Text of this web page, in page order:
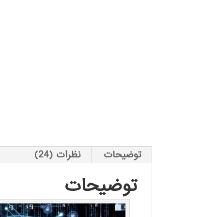
توضیحات نظرات (24)
توضیحات